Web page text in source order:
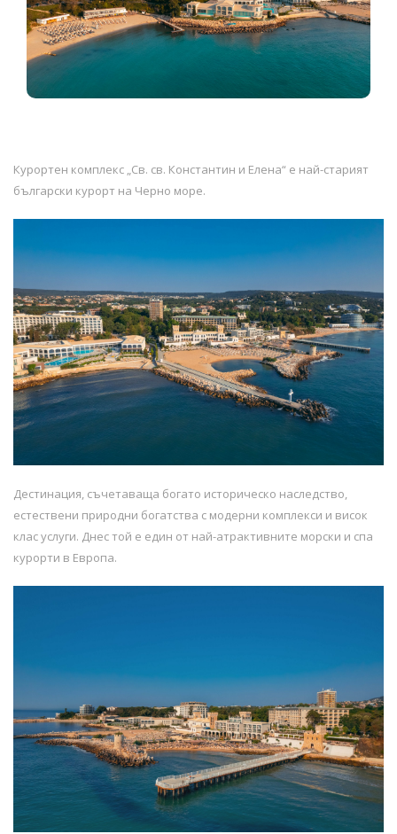
Курортен комплекс „Св. св. Константин и Елена“ е най-старият
български курорт на Черно море.
Дестинация, съчетаваща богато историческо наследство,
естествени природни богатства с модерни комплекси и висок
клас услуги. Днес той е един от най-атрактивните морски и спа
курорти в Европа.